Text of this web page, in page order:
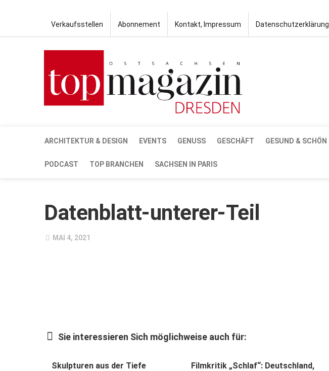
Verkaufsstellen Abonnement Kontakt, Impressum Datenschutzerklärung
ARCHITEKTUR & DESIGN EVENTS GENUSS GESCHÄFT GESUND & SCHÖN
PODCAST TOP BRANCHEN SACHSEN IN PARIS
Datenblatt-unterer-Teil
MAI 4, 2021
Sie interessieren Sich möglichweise auch für:
Skulpturen aus der Tiefe
Filmkritik „Schlaf“: Deutschland,